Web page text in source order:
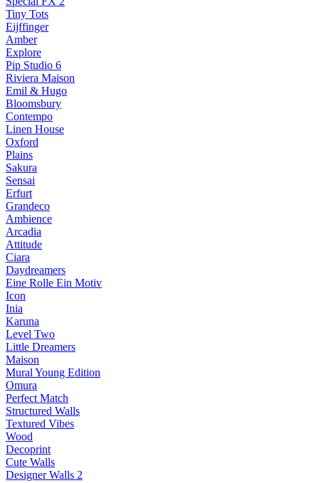
Tiny Tots
Eijffinger
Amber
Explore
Pip Studio 6
Riviera Maison
Emil & Hugo
Bloomsbury
Contempo
Linen House
Oxford
Plains
Sakura
Sensai
Erfurt
Grandeco
Ambience
Arcadia
Attitude
Ciara
Daydreamers
Eine Rolle Ein Motiv
Icon
Inia
Karuna
Level Two
Little Dreamers
Maison
Mural Young Edition
Omura
Perfect Match
Structured Walls
Textured Vibes
Wood
Decoprint
Cute Walls
Designer Walls 2